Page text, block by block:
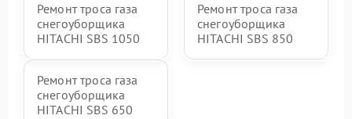
Ремонт троса газа
снегоуборщика
HITACHI SBS 1050
Ремонт троса газа
снегоуборщика
HITACHI SBS 850
Ремонт троса газа
снегоуборщика
HITACHI SBS 650